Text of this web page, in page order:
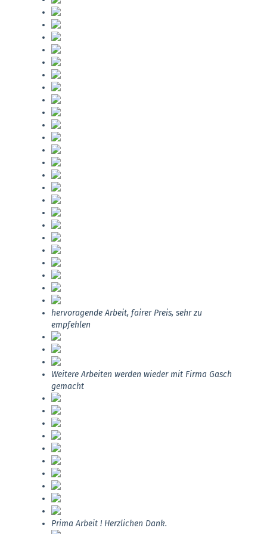
hervoragende Arbeit, fairer Preis, sehr zu
empfehlen
Weitere Arbeiten werden wieder mit Firma Gasch
gemacht
Prima Arbeit ! Herzlichen Dank.